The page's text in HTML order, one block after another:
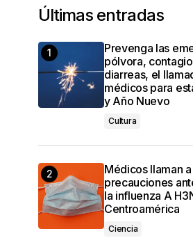
Últimas entradas
Prevenga las
pólvora,
diarreas, el
médicos para
y Año Nuevo
Cultura
Médicos llaman
precauciones
la influenza A
Centroamérica
Ciencia